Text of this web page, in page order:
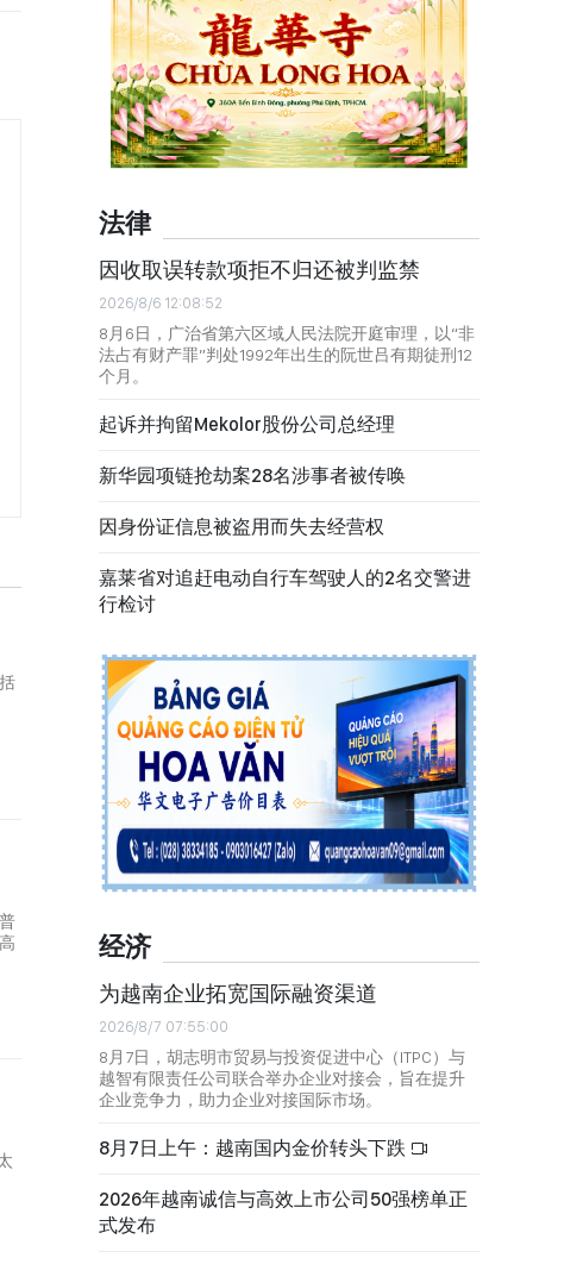
法律
因收取误转款项拒不归还被判监禁
2026/8/6 12:08:52
8月6日，广治省第六区域人民法院开庭审理，以“非
法占有财产罪”判处1992年出生的阮世吕有期徒刑12
个月。
起诉并拘留Mekolor股份公司总经理
新华园项链抢劫案28名涉事者被传唤
因身份证信息被盗用而失去经营权
嘉莱省对追赶电动自行车驾驶人的2名交警进
行检讨
经济
为越南企业拓宽国际融资渠道
2026/8/7 07:55:00
8月7日，胡志明市贸易与投资促进中心（ITPC）与
越智有限责任公司联合举办企业对接会，旨在提升
企业竞争力，助力企业对接国际市场。
8月7日上午：越南国内金价转头下跌
2026年越南诚信与高效上市公司50强榜单正
式发布